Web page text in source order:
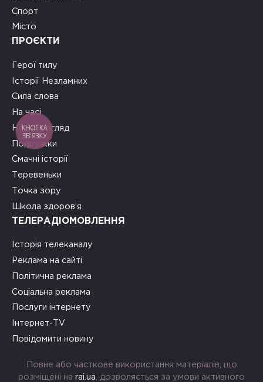
Спорт
Місто
ПРОЄКТИ
Герої тилу
Історії Незламних
Сила слова
На часі
Новий погляд
Подружки
Смачні історії
Теревеньки
Точка зору
Школа здоров’я
ТЕЛЕРАДІОМОВЛЕННЯ
Історія телеканалу
Реклама на сайті
Політична реклама
Соціальна реклама
Послуги інтернету
Інтернет-TV
Повідомити новину
Повне або часткове використання матеріалів, що
розміщені на rai.ua , дозволяється за умови активного
КНОПКА
ЗВ'ЯЗКУ